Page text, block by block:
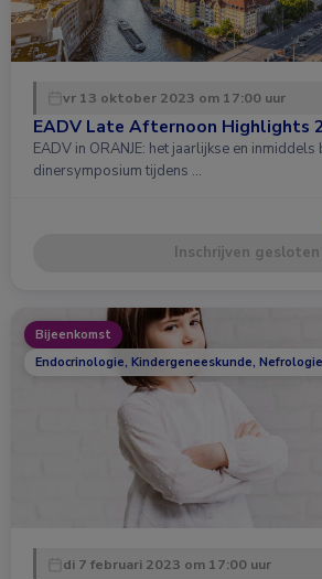
vr 13 oktober 2023 om 17:00 uur
EADV Late Afternoon Highlights
EADV in ORANJE: het jaarlijkse en inmiddels
dinersymposium tijdens …
Inschrijven gesloten
Bijeenkomst
Endocrinologie, Kindergeneeskunde,
di 7 februari 2023 om 17:00 uur